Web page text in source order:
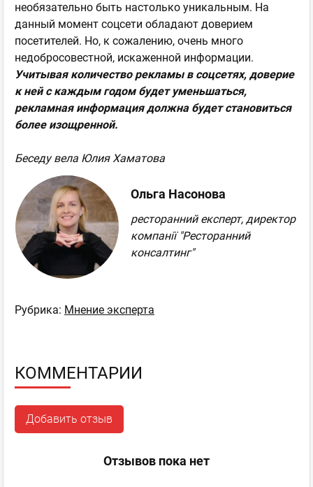
необязательно быть настолько уникальным. На
данный момент соцсети обладают доверием
посетителей. Но, к сожалению, очень много
недобросовестной, искаженной информации.
Учитывая количество рекламы в соцсетях, доверие
к ней с каждым годом будет уменьшаться,
рекламная информация должна будет становиться
более изощренной.
Беседу вела Юлия Хаматова
Ольга Насонова
ресторанний експерт, директор
компанії "Ресторанний
консалтинг"
Рубрика: Мнение эксперта
КОММЕНТАРИИ
Добавить отзыв
Отзывов пока нет